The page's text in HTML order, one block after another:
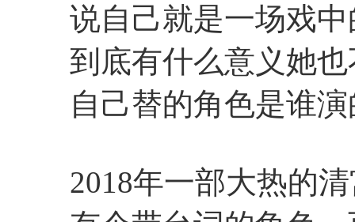
说自己就是一场戏
到底有什么意义她
自己替的角色是谁
2018年一部大热的